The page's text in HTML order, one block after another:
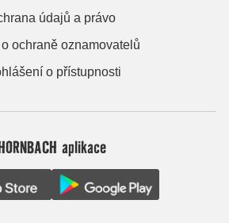
údajů a právo
ochraně oznamovatelů
o přístupnosti
aplikace